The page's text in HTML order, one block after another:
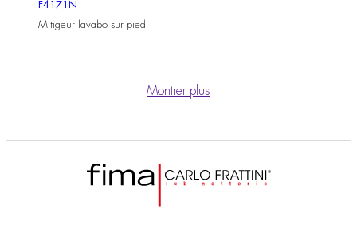
F4171N
Mitigeur lavabo sur pied
Montrer plus